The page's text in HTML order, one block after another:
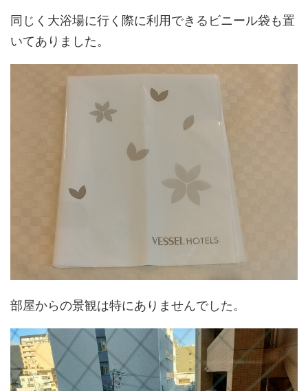
同じく大浴場に行く際に利用できるビニール袋も置
いてありました。
部屋からの景観は特にありませんでした。